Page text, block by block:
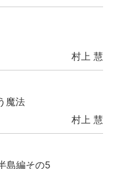
村上 慧
魔法
村上 慧
島編その5